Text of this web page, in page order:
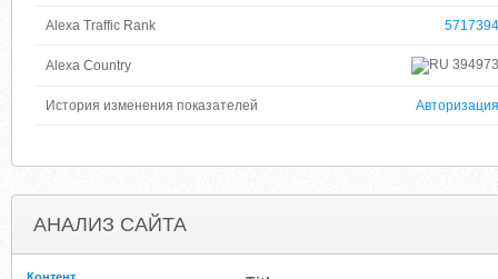
Alexa Traffic Rank 5717394
Alexa Country 394973
История изменения показателей Авторизация
АНАЛИЗ САЙТА